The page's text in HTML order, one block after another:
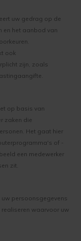
uw gedrag op de
en het aanbod van
ook
zijn, zoals
op basis van
zaken die
Het gaat hier
of -
een medewerker
zit.
persoonsgegevens
waarvoor uw